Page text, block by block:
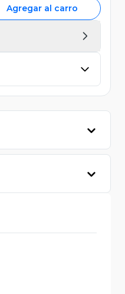
Agregar al carro